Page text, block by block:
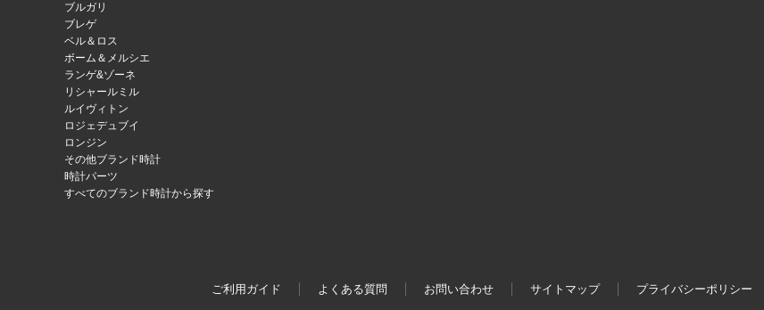
ブルガリ
ブレゲ
ベル＆ロス
ボーム＆メルシエ
ランゲ&ゾーネ
リシャールミル
ルイヴィトン
ロジェデュブイ
ロンジン
その他ブランド時計
時計パーツ
すべてのブランド時計から探す
ご利用ガイド よくある質問 お問い合わせ サイトマップ プライバシーポリシー